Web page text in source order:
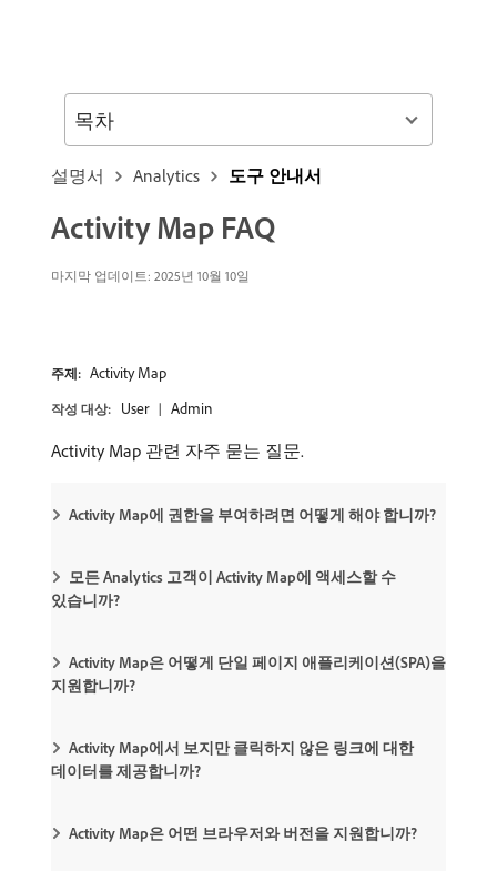
설명서 Analytics 도구 안내서
Activity Map FAQ
마지막 업데이트: 2025년 10월 10일
주제: Activity Map
작성 대상: User Admin
Activity Map 관련 자주 묻는 질문.
Activity Map에 권한을 부여하려면 어떻게 해야 합니까?
모든 Analytics 고객이 Activity Map에 액세스할 수
있습니까?
Activity Map은 어떻게 단일 페이지 애플리케이션(SPA)을
지원합니까?
Activity Map에서 보지만 클릭하지 않은 링크에 대한
데이터를 제공합니까?
Activity Map은 어떤 브라우저와 버전을 지원합니까?
목차